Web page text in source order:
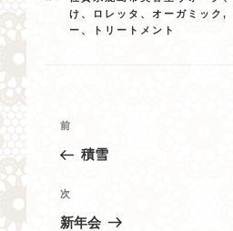
ゴ
リ
グ
け、ロレッタ、オーガミック,
ー、トリートメント
投
ビ
ゲ
過
去
投
稿
前
積雪
次
の
次
新年会